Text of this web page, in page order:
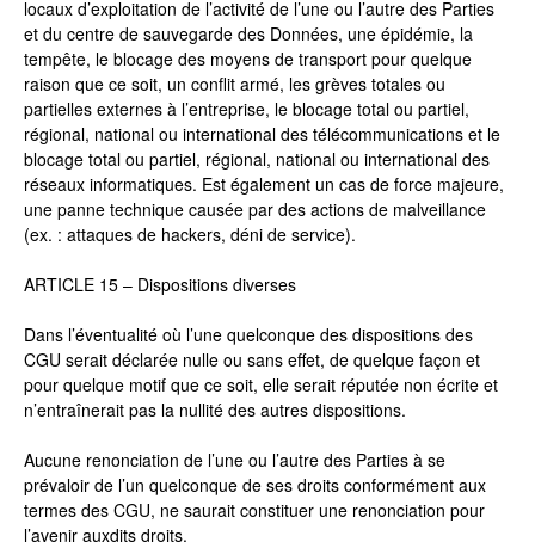
locaux d’exploitation de l’activité de l’une ou l’autre des Parties
et du centre de sauvegarde des Données, une épidémie, la
tempête, le blocage des moyens de transport pour quelque
raison que ce soit, un conflit armé, les grèves totales ou
partielles externes à l’entreprise, le blocage total ou partiel,
régional, national ou international des télécommunications et le
blocage total ou partiel, régional, national ou international des
réseaux informatiques. Est également un cas de force majeure,
une panne technique causée par des actions de malveillance
(ex. : attaques de hackers, déni de service).
ARTICLE 15 – Dispositions diverses
Dans l’éventualité où l’une quelconque des dispositions des
CGU serait déclarée nulle ou sans effet, de quelque façon et
pour quelque motif que ce soit, elle serait réputée non écrite et
n’entraînerait pas la nullité des autres dispositions.
Aucune renonciation de l’une ou l’autre des Parties à se
prévaloir de l’un quelconque de ses droits conformément aux
termes des CGU, ne saurait constituer une renonciation pour
l’avenir auxdits droits.